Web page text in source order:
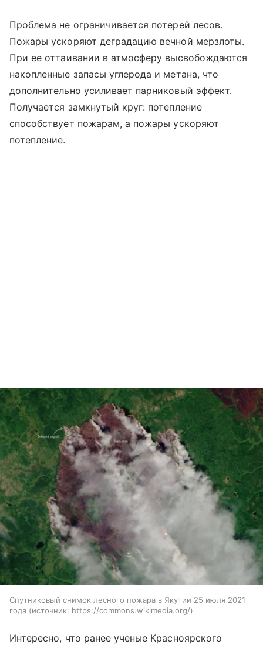
Проблема не ограничивается потерей лесов.
Пожары ускоряют деградацию вечной мерзлоты.
При ее оттаивании в атмосферу высвобождаются
накопленные запасы углерода и метана, что
дополнительно усиливает парниковый эффект.
Получается замкнутый круг: потепление
способствует пожарам, а пожары ускоряют
потепление.
Спутниковый снимок лесного пожара в Якутии 25 июля 2021
года
источник: https://commons.wikimedia.org/
Интересно, что ранее ученые Красноярского